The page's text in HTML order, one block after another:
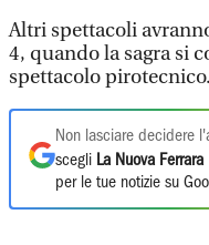
Altri spettacoli
4, quando la sagra si
spettacolo pirotecnico.
Non lasciare decidere
scegli La Nuova Ferrara
per le tue notizie su